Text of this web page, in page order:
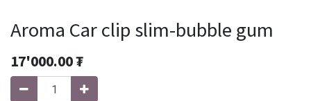
Aroma Car clip slim-bubble gum
17'000.00₮